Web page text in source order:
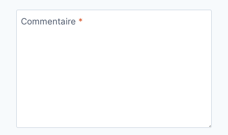
Commentaire *